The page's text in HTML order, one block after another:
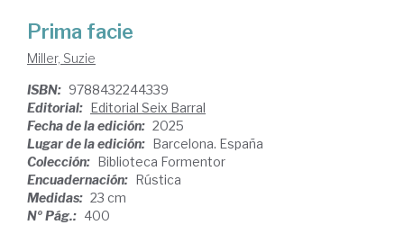
Prima facie
Miller, Suzie
ISBN: 9788432244339
Editorial:
Editorial Seix Barral
Fecha de la edición: 2025
Lugar de la edición:
Barcelona. España
Colección:
Biblioteca Formentor
Encuadernación:
Rústica
Medidas: 23 cm
Nº Pág.: 400